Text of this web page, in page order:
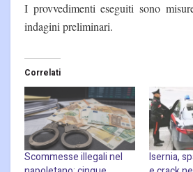
I provvedimenti eseguiti sono
indagini preliminari.
Correlati
Scommesse illegali nel
Isernia,